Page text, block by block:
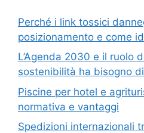
Perché i link tossici
posizionamento e come
L’Agenda 2030 e il ruolo
sostenibilità ha bisogno
Piscine per hotel e
normativa e vantaggi
Spedizioni internazionali